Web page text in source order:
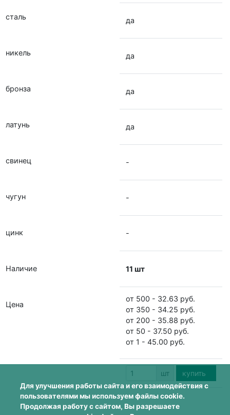
сталь
никель
бронза
латунь
свинец
чугун
цинк
Наличие
Цена
да
да
да
да
-
-
-
11 шт
от 500 - 32.63 руб.
от 350 - 34.25 руб.
от 200 - 35.88 руб.
от 50 - 37.50 руб.
от 1 - 45.00 руб.
шт купить
Для улучшения работы сайта и его взаимодействия с
пользователями мы используем файлы cookie.
Продолжая работу с сайтом, Вы разрешаете